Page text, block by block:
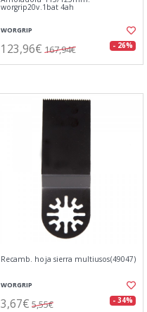
worgrip20v.1bat 4ah
WORGRIP
123,96€ 167,94€ - 26%
Recamb. hoja sierra multiusos(49047)
WORGRIP
3,67€ 5,55€ - 34%